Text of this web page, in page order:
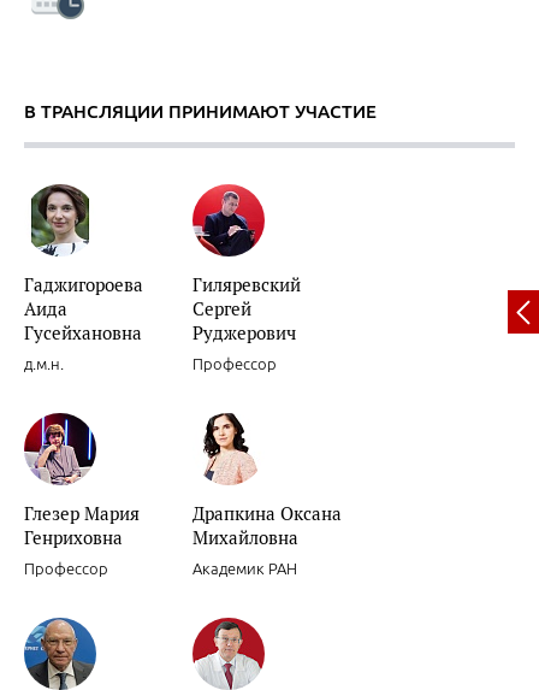
Вариабельность артериального давления.
Декомпенсации хронической сердечной недостаточности.
Роль препаратов для «миокардиальной цитопротекции» в
В ТРАНСЛЯЦИИ ПРИНИМАЮТ УЧАСТИЕ
Гаджигороева
Аида
Гусейхановна
д.м.н.
Гиляревский
Сергей
Руджерович
Профессор
Глезер Мария
Генриховна
Профессор
Драпкина Оксана
Михайловна
Академик РАН